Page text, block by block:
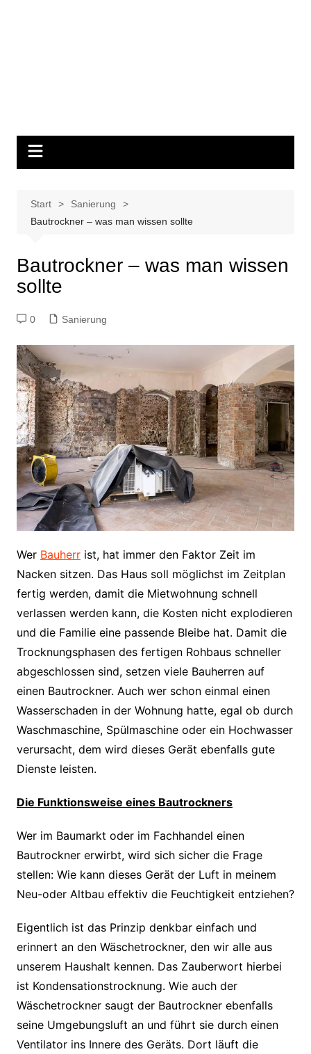
Start
Sanierung
Bautrockner – was man wissen sollte
Bautrockner – was man wissen
sollte
0 Sanierung
Wer Bauherrist, hat immer den Faktor Zeit im
Nacken sitzen. Das Haus soll möglichst im Zeitplan
fertig werden, damit die Mietwohnung schnell
verlassen werden kann, die Kosten nicht explodieren
und die Familie eine passende Bleibe hat. Damit die
Trocknungsphasen des fertigen Rohbaus schneller
abgeschlossen sind, setzen viele Bauherren auf
einen Bautrockner. Auch wer schon einmal einen
Wasserschaden in der Wohnung hatte, egal ob durch
Waschmaschine, Spülmaschine oder ein Hochwasser
verursacht, dem wird dieses Gerät ebenfalls gute
Dienste leisten.
Die Funktionsweise eines Bautrockners
Wer im Baumarkt oder im Fachhandel einen
Bautrockner erwirbt, wird sich sicher die Frage
stellen: Wie kann dieses Gerät der Luft in meinem
Neu-oder Altbau effektiv die Feuchtigkeit entziehen?
Eigentlich ist das Prinzip denkbar einfach und
erinnert an den Wäschetrockner, den wir alle aus
unserem Haushalt kennen. Das Zauberwort hierbei
ist Kondensationstrocknung. Wie auch der
Wäschetrockner saugt der Bautrockner ebenfalls
seine Umgebungsluft an und führt sie durch einen
Ventilator ins Innere des Geräts. Dort läuft die